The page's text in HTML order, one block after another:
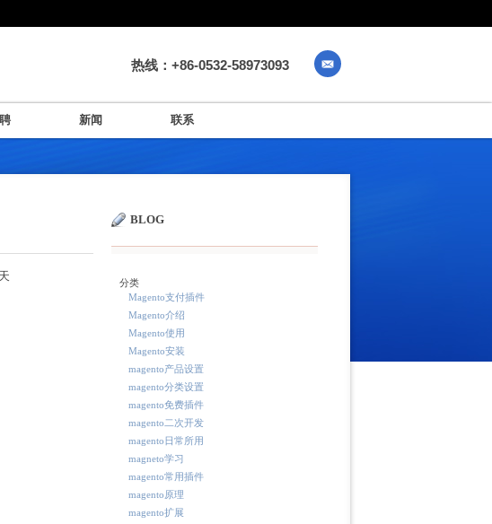
热线：+86-0532-58973093
新闻 联系
BLOG
分类
Magento支付插件
Magento介绍
Magento使用
Magento安装
magento产品设置
magento分类设置
magento免费插件
magento二次开发
magento日常所用
magneto学习
magento常用插件
magento原理
magento扩展